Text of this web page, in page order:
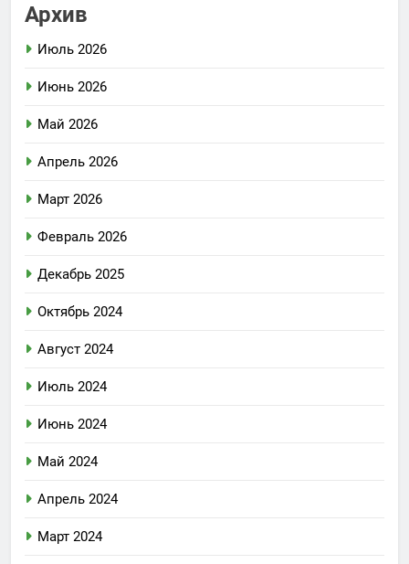
Архив
Июль 2026
Июнь 2026
Май 2026
Апрель 2026
Март 2026
Февраль 2026
Декабрь 2025
Октябрь 2024
Август 2024
Июль 2024
Июнь 2024
Май 2024
Апрель 2024
Март 2024